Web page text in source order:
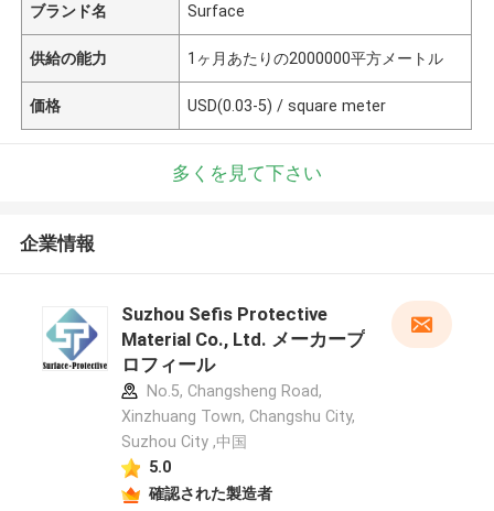
ブランド名 Surface
供給の能力 1ヶ月あたりの2000000平方メートル
価格 USD(0.03-5) / square meter
多くを見て下さい
企業情報
Suzhou Sefis Protective
Material Co., Ltd. メーカープ
ロフィール
No.5, Changsheng Road,
Xinzhuang Town, Changshu City,
Suzhou City ,中国
5.0
確認された製造者